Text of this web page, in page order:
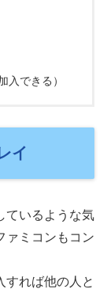
入できる）
イ
ているような気
ァミコンもコン
すれば他の人と